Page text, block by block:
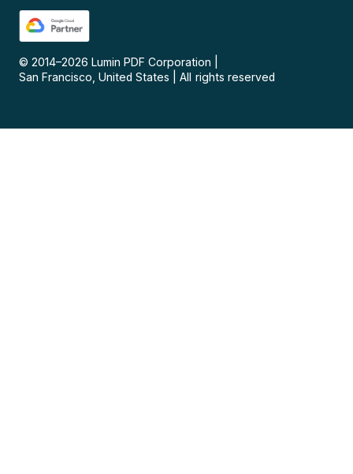
© 2014–2026 Lumin PDF Corporation
San Francisco, United States
All rights reserved